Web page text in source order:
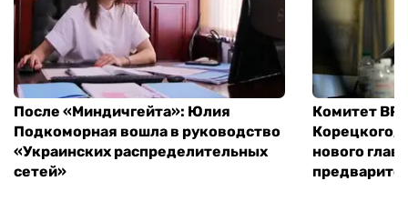
После «Миндичгейта»: Юлия
Подкоморная вошла в руководство
«Украинских распределительных
сетей»
Комитет ВР
Корецкого,
нового